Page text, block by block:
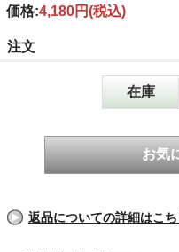
価格:4,180円(税込)
注文
在庫
返品についての詳細はこち